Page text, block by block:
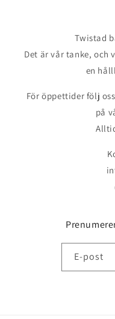
Twistad
Det är vår tanke, och
en
För öppettider följ
på
E-post